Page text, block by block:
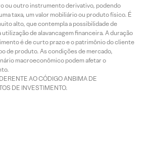
ou outro instrumento derivativo, podendo
taxa, um valor mobiliário ou produto físico. É
alto, que contempla a possibilidade de
de alavancagem financeira. A duração
é de curto prazo e o patrimônio do cliente
de produto. As condições de mercado,
macroeconômico podem afetar o
AO CÓDIGO ANBIMA DE
DE INVESTIMENTO.